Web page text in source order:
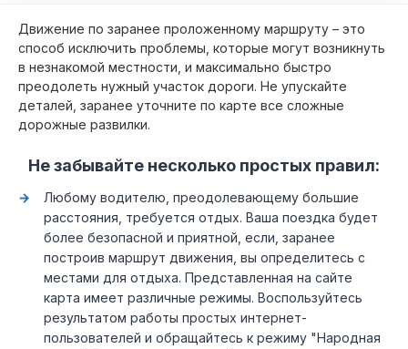
Движение по заранее проложенному маршруту – это
способ исключить проблемы, которые могут возникнуть
в незнакомой местности, и максимально быстро
преодолеть нужный участок дороги. Не упускайте
деталей, заранее уточните по карте все сложные
дорожные развилки.
Не забывайте несколько простых правил:
Любому водителю, преодолевающему большие
расстояния, требуется отдых. Ваша поездка будет
более безопасной и приятной, если, заранее
построив маршрут движения, вы определитесь с
местами для отдыха. Представленная на сайте
карта имеет различные режимы. Воспользуйтесь
результатом работы простых интернет-
пользователей и обращайтесь к режиму "Народная